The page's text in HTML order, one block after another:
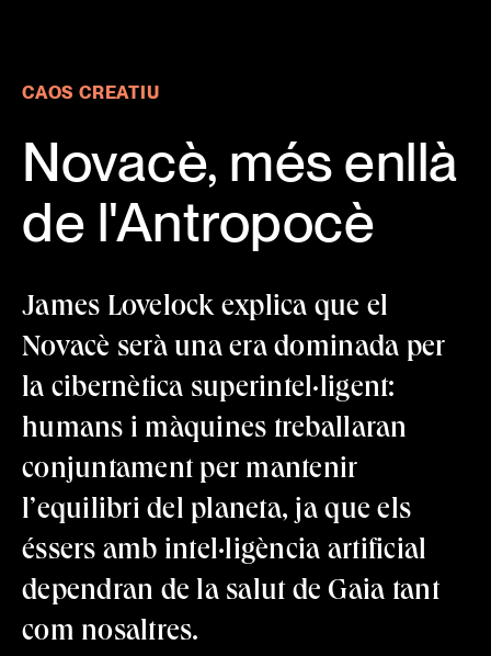
CAOS CREATIU
Novacè, més enllà
de l'Antropocè
James Lovelock explica que el
Novacè serà una era dominada per
la cibernètica superintel·ligent:
humans i màquines treballaran
conjuntament per mantenir
l’equilibri del planeta, ja que els
éssers amb intel·ligència artificial
dependran de la salut de Gaia tant
com nosaltres.